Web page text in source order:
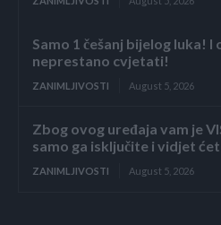
Samo 1 češanj bijelog luka! I
neprestano cvjetati!
ZANIMLJIVOSTI August 5, 2026
Zbog ovog uređaja vam je
samo ga isključite i vidjet
ZANIMLJIVOSTI August 5, 2026